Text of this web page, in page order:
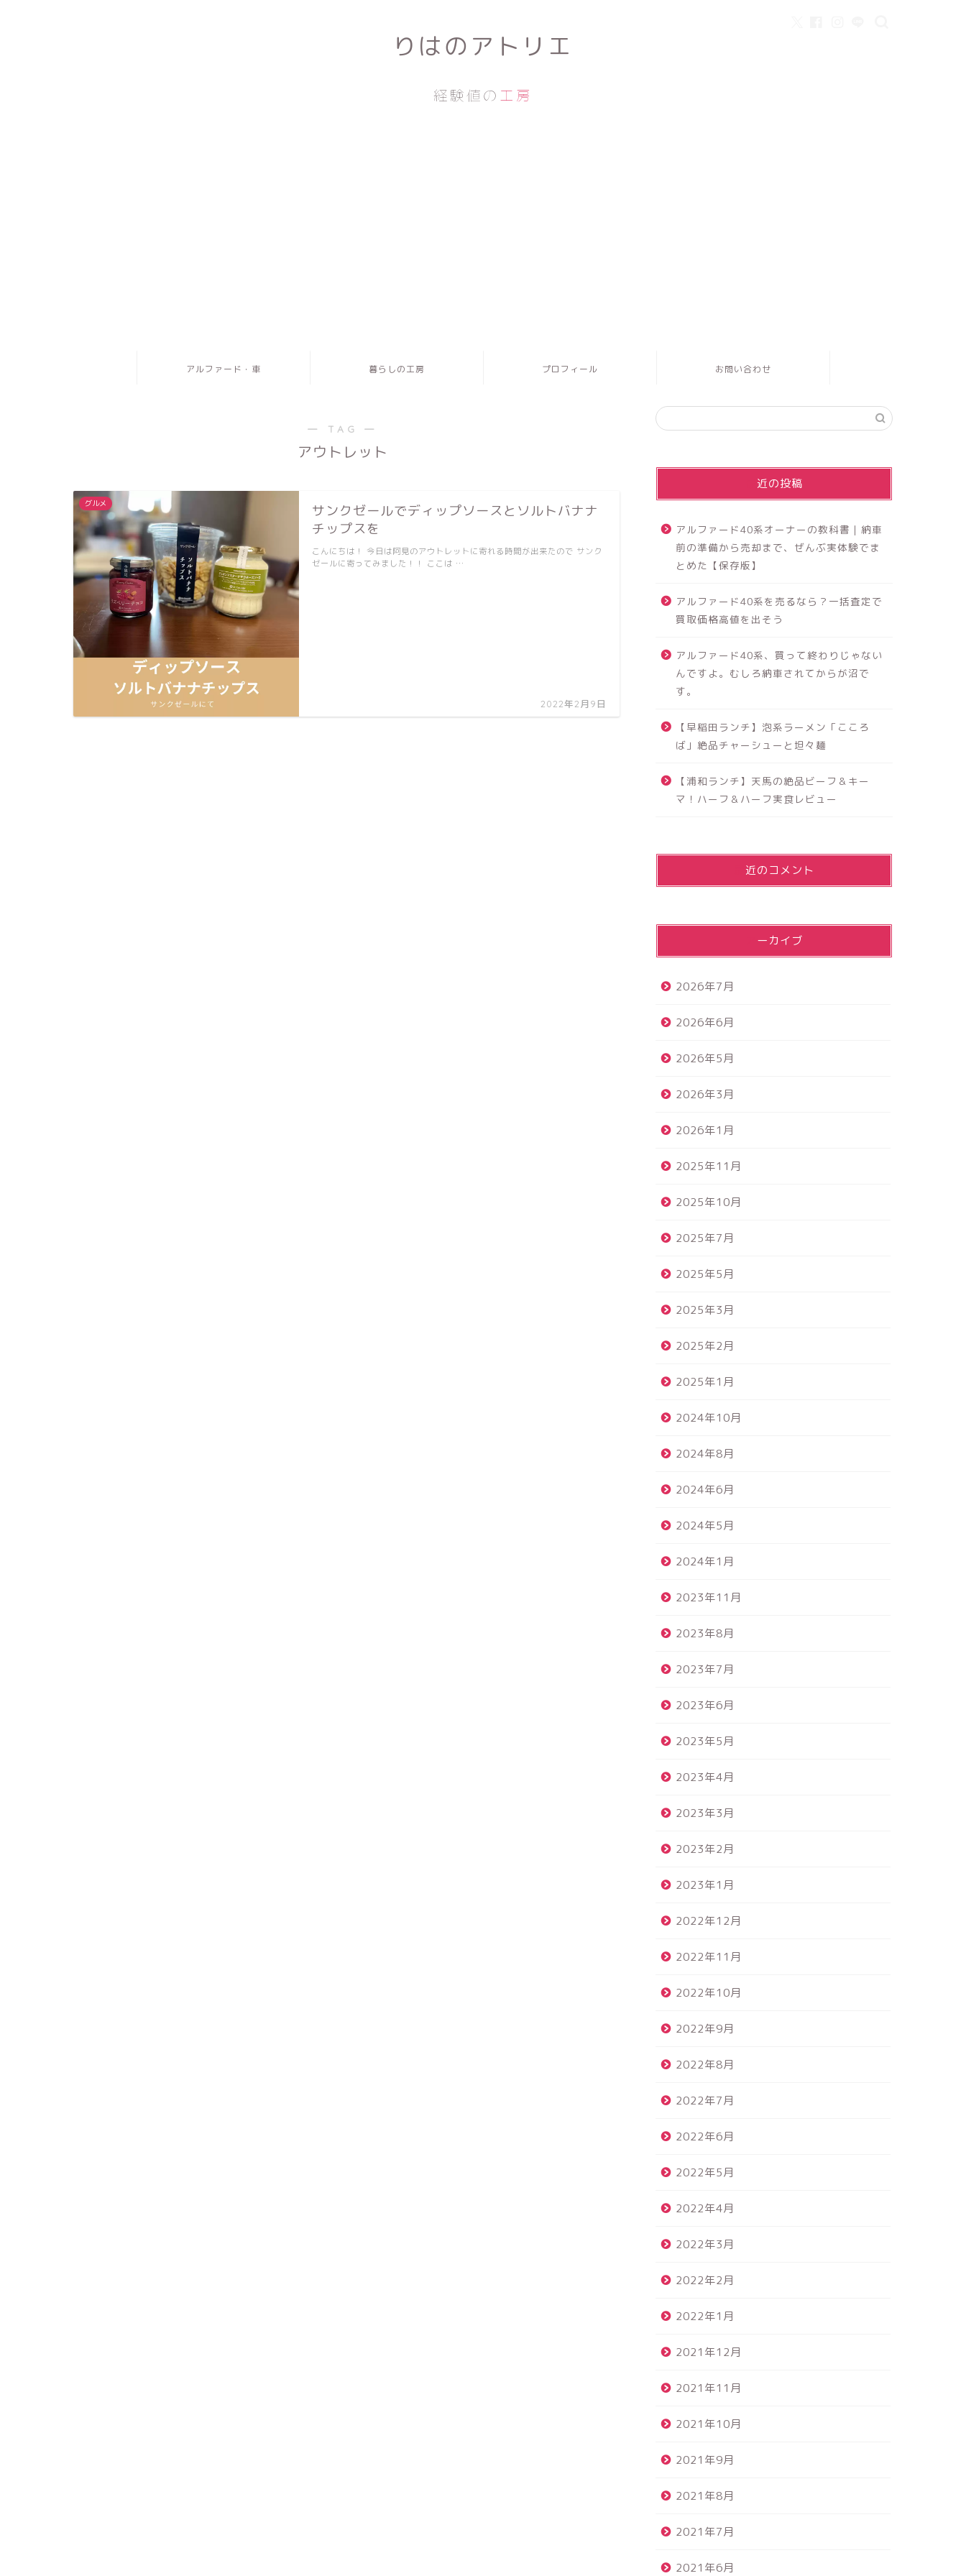
りはのアトリエ
経験値の 工房
アルファード・車 暮らしの工房 プロフィール お問い合わせ
― TAG ―
アウトレット
グルメ
サンクゼールでディップソースとソルトバナナ
チップスを
2022年2月9日
こんにちは！ 今日は阿見のアウトレットに寄れる時間が出来たので サンク
ゼールに寄ってみました！！ ここは …
最近の投稿
アルファード40系オーナーの教科書｜納車
前の準備から売却まで、ぜんぶ実体験でま
とめた【保存版】
アルファード40系を売るなら？一括査定で
買取価格高値を出そう
アルファード40系、買って終わりじゃない
んですよ。むしろ納車されてからが沼で
す。
【早稲田ランチ】泡系ラーメン「こころ
ば」絶品チャーシューと坦々麺
【浦和ランチ】天馬の絶品ビーフ＆キー
マ！ハーフ＆ハーフ実食レビュー
最近のコメント
アーカイブ
2026年7月
2026年6月
2026年5月
2026年3月
2026年1月
2025年11月
2025年10月
2025年7月
2025年5月
2025年3月
2025年2月
2025年1月
2024年10月
2024年8月
2024年6月
2024年5月
2024年1月
2023年11月
2023年8月
2023年7月
2023年6月
2023年5月
2023年4月
2023年3月
2023年2月
2023年1月
2022年12月
2022年11月
2022年10月
2022年9月
2022年8月
2022年7月
2022年6月
2022年5月
2022年4月
2022年3月
2022年2月
2022年1月
2021年12月
2021年11月
2021年10月
2021年9月
2021年8月
2021年7月
2021年6月